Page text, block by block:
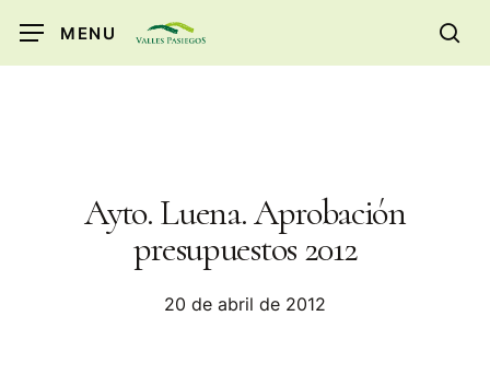
MENU
Ayto. Luena. Aprobación
presupuestos 2012
20 de abril de 2012